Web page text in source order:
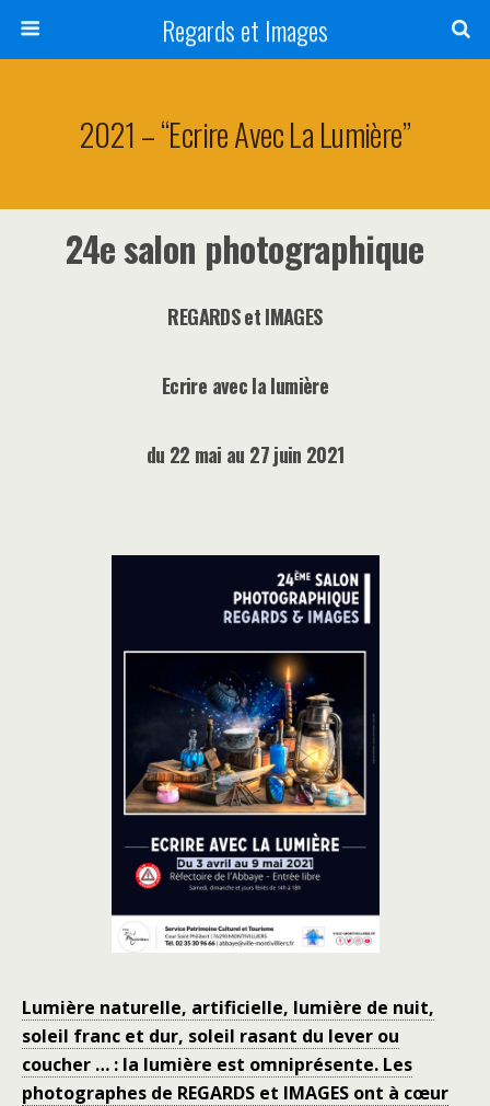
Regards et Images
2021 – “Ecrire Avec La Lumière”
24e salon photographique
REGARDS et IMAGES
Ecrire avec la lumière
du 22 mai au 27 juin 2021
Lumière naturelle, artificielle, lumière de nuit,
soleil franc et dur, soleil rasant du lever ou
coucher … : la lumière est omniprésente. Les
photographes de REGARDS et IMAGES ont à cœur